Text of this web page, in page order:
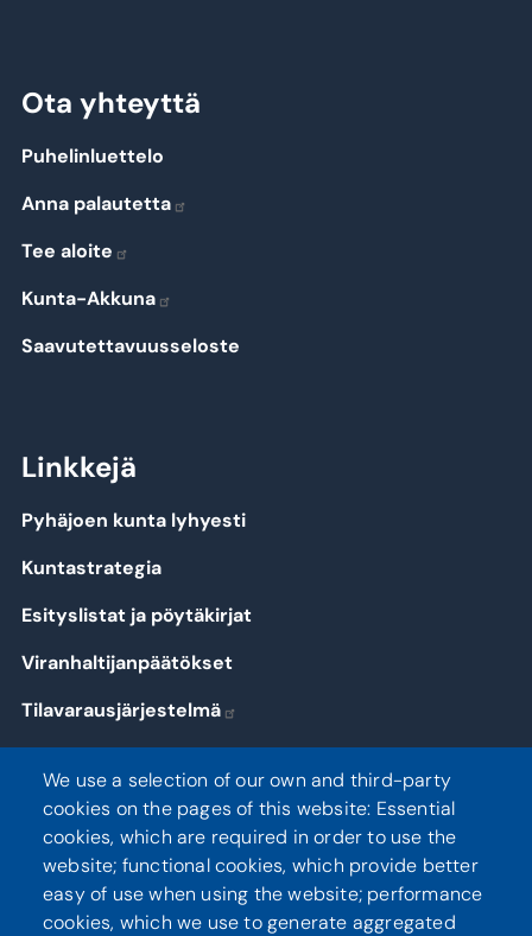
Ota yhteyttä
Puhelinluettelo
Anna palautetta
Tee aloite
Kunta-Akkuna
Saavutettavuusseloste
Linkkejä
Pyhäjoen kunta lyhyesti
Kuntastrategia
Esityslistat ja pöytäkirjat
Viranhaltijanpäätökset
Tilavarausjärjestelmä
Seuraa meitä
We use a selection of our own and third-party
cookies on the pages of this website: Essential
cookies, which are required in order to use the
website; functional cookies, which provide better
easy of use when using the website; performance
cookies, which we use to generate aggregated